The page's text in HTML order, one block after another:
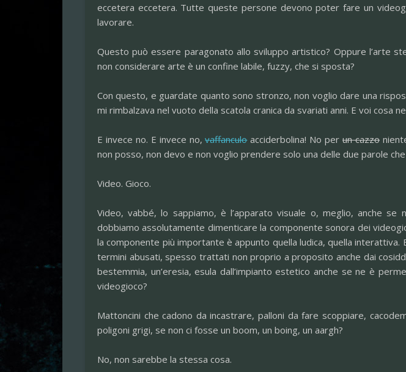
eccetera eccetera. Tutte queste persone devono poter fare un
lavorare.
Questo può essere paragonato allo sviluppo artistico? Oppure l’arte
non considerare arte è un confine labile, fuzzy, che si sposta?
Con questo, e guardate quanto sono stronzo, non voglio dare una
mi rimbalzava nel vuoto della scatola cranica da svariati anni. E voi cosa
E invece no. E invece no,vaffanculoacciderbolina! No perun cazzo
non posso, non devo e non voglio prendere solo una delle due parole
Video. Gioco.
Video, vabbé, lo sappiamo, è l’apparato visuale o, meglio, anche
dobbiamo assolutamente dimenticare la componente sonora dei
la componente più importante è appunto quella ludica, quella
termini abusati, spesso trattati non proprio a proposito anche dai
bestemmia, un’eresia, esula dall’impianto estetico anche se ne è
videogioco?
Mattoncini che cadono da incastrare, palloni da fare scoppiare,
poligoni grigi, se non ci fosse un boom, un boing, un aargh?
No, non sarebbe la stessa cosa.